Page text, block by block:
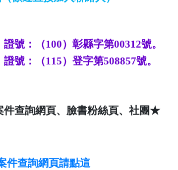
證號：（100）彰縣字第00312號。
證號：（115）登字第508857號。
查詢網頁、臉書粉絲頁、社團★
件查詢網頁請點這